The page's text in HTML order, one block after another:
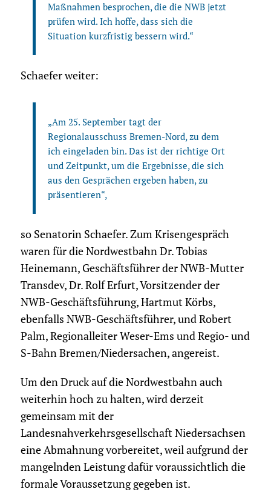
Maßnahmen besprochen, die die NWB jetzt
prüfen wird. Ich hoffe, dass sich die
Situation kurzfristig bessern wird.“
Schaefer weiter:
„Am 25. September tagt der
Regionalausschuss Bremen-Nord, zu dem
ich eingeladen bin. Das ist der richtige Ort
und Zeitpunkt, um die Ergebnisse, die sich
aus den Gesprächen ergeben haben, zu
präsentieren“,
so Senatorin Schaefer. Zum Krisengespräch
waren für die Nordwestbahn Dr. Tobias
Heinemann, Geschäftsführer der NWB-Mutter
Transdev, Dr. Rolf Erfurt, Vorsitzender der
NWB-Geschäftsführung, Hartmut Körbs,
ebenfalls NWB-Geschäftsführer, und Robert
Palm, Regionalleiter Weser-Ems und Regio- und
S-Bahn Bremen/Niedersachen, angereist.
Um den Druck auf die Nordwestbahn auch
weiterhin hoch zu halten, wird derzeit
gemeinsam mit der
Landesnahverkehrsgesellschaft Niedersachsen
eine Abmahnung vorbereitet, weil aufgrund der
mangelnden Leistung dafür voraussichtlich die
formale Voraussetzung gegeben ist.